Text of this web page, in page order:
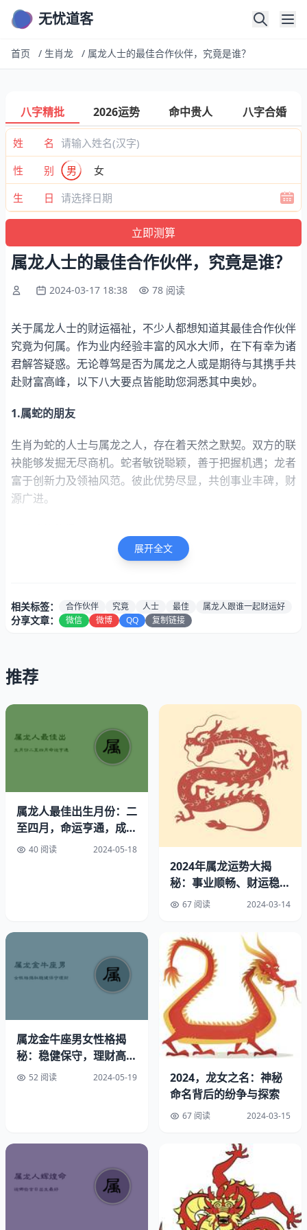
无忧道客
首页 / 生肖龙 / 属龙人士的最佳合作伙伴，究竟是谁？
八字精批 2026运势 命中贵人 八字合婚
姓 名
性 别
男
女
生 日
属龙人士的最佳合作伙伴，究竟是谁？
2024-03-17 18:38 78 阅读
关于属龙人士的财运福祉，不少人都想知道其最佳合作伙伴
究竟为何属。作为业内经验丰富的风水大师，在下有幸为诸
君解答疑惑。无论尊驾是否为属龙之人或是期待与其携手共
赴财富高峰，以下八大要点皆能助您洞悉其中奥妙。
1.属蛇的朋友
生肖为蛇的人士与属龙之人，存在着天然之默契。双方的联
袂能够发掘无尽商机。蛇者敏锐聪颖，善于把握机遇；龙者
富于创新力及领袖风范。彼此优势尽显，共创事业丰碑，财
源广进。
生肖为鸡与龙者皆怀揣着对美好生活的热盼以及热忱。鸡与
龙的共性在于他们对时尚、文化及创新有着一致热爱，使得
他们自然而然地在商业世界里建立起沟通桥梁，从而获得显
属龙的他们实现财富增值之愿景。
3.属猴的伙伴
生肖为申猴的人士思维敏捷，具有出色化解困境及危机的能
力。在与辰龙之人共事过程中，他们能快速探寻解决之道，
在商务洽谈环节也展现出高超的应对技巧。同时，申猴之士
擅长人际交往，这对其携手辰龙之人开拓职业道路具有重大
属龙者联手共行，能共同迎接各种挑战，承受更大风险。这
种互补性合作将激发各自最大潜力，助力取得更丰厚的成就
与财富。
展开全文
相关标签： 合作伙伴 究竟 人士 最佳 属龙人跟谁一起财运好
分享文章： 微信 微博 QQ 复制链接
推荐
属龙人最佳出生月份：二
至四月，命运亨通，成就
辉煌40 阅读 2024-05-18
2024年属龙运势大揭
秘：事业顺畅、财运稳
定、感情平淡但稳定
67 阅读 2024-03-14
属龙金牛座男女性格揭
秘：稳健保守，理财高
手，情感世界里的慢热与
52 阅读 2024-05-19
2024，龙女之名：神秘
命名背后的纷争与探索
67 阅读 2024-03-15